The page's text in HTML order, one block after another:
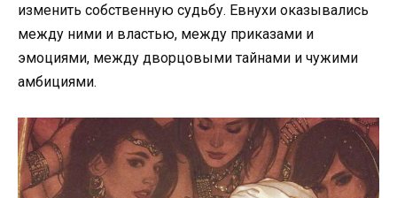
изменить собственную судьбу. Евнухи оказывались
между ними и властью, между приказами и
эмоциями, между дворцовыми тайнами и чужими
амбициями.